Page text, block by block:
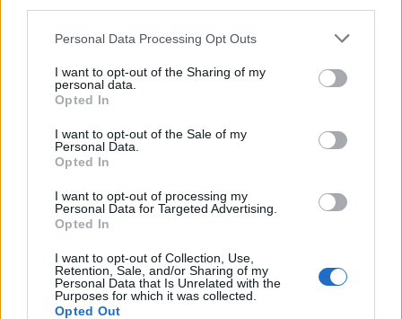
Please note that this website/app uses one or more Google
not limited to your visit or usage behaviour. You may click to
grant or deny consent to Google and its third-party tags to
use your data for below specified purposes in below Google
consent section.
Personal Data Processing Opt Outs
I want to opt-out of the Sharing of my
personal data.
Opted In
I want to opt-out of the Sale of my
Personal Data.
Opted In
I want to opt-out of processing my
Personal Data for Targeted Advertising.
Opted In
I want to opt-out of Collection, Use,
Retention, Sale, and/or Sharing of my
Personal Data that Is Unrelated with the
Purposes for which it was collected.
Opted Out
Μετωπική λεωφορείου με ΙΧ στον Πειραιά - Δύο
τραυματίες
07.12.2023 07:04
Flash.gr